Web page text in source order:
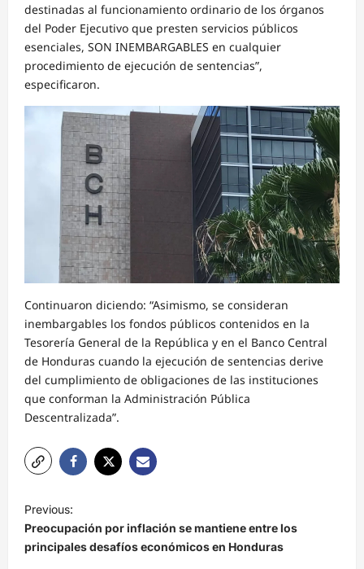
destinadas al funcionamiento ordinario de los órganos
del Poder Ejecutivo que presten servicios públicos
esenciales, SON INEMBARGABLES en cualquier
procedimiento de ejecución de sentencias”,
especificaron.
Continuaron diciendo: “Asimismo, se consideran
inembargables los fondos públicos contenidos en la
Tesorería General de la República y en el Banco Central
de Honduras cuando la ejecución de sentencias derive
del cumplimiento de obligaciones de las instituciones
que conforman la Administración Pública
Descentralizada”.
N
a
v
Previous:
Preocupación por inflación se mantiene entre los
principales desafíos económicos en Honduras